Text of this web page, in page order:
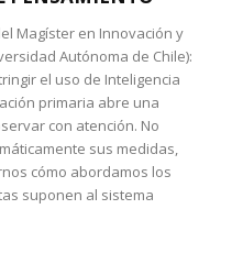
Magíster en Innovación y
Autónoma de Chile):
el uso de Inteligencia
primaria abre una
con atención. No
sus medidas,
cómo abordamos los
suponen al sistema